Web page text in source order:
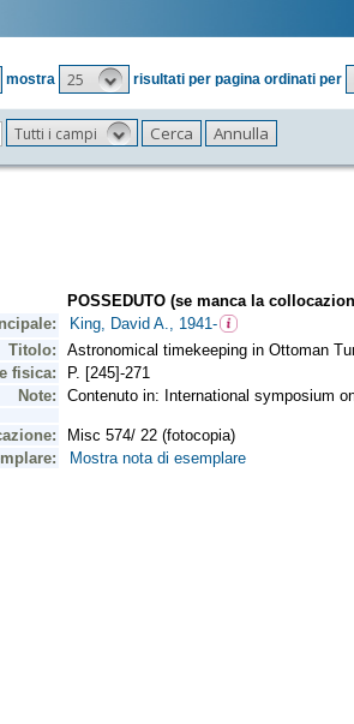
mostra
25 risultati per pagina ordinati per
Tutti i campi